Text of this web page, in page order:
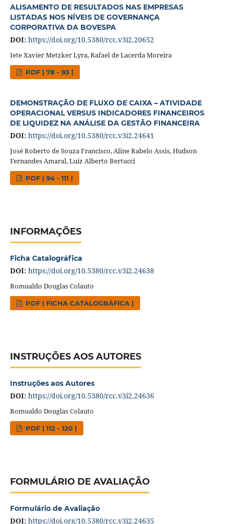
ALISAMENTO DE RESULTADOS NAS EMPRESAS
LISTADAS NOS NÍVEIS DE GOVERNANÇA
CORPORATIVA DA BOVESPA
DOI: https://doi.org/10.5380/rcc.v3i2.20652
Iete Xavier Metzker Lyra, Rafael de Lacerda Moreira
PDF | 78 - 93 |
DEMONSTRAÇÃO DE FLUXO DE CAIXA – ATIVIDADE
OPERACIONAL VERSUS INDICADORES FINANCEIROS
DE LIQUIDEZ NA ANÁLISE DA GESTÃO FINANCEIRA
DOI: https://doi.org/10.5380/rcc.v3i2.24641
José Roberto de Souza Francisco, Aline Rabelo Assis, Hudson
Fernandes Amaral, Luiz Alberto Bertucci
PDF | 94 - 111 |
INFORMAÇÕES
Ficha Catalográfica
DOI: https://doi.org/10.5380/rcc.v3i2.24638
Romualdo Douglas Colauto
PDF | FICHA CATALOGRÁFICA |
INSTRUÇÕES AOS AUTORES
Instruções aos Autores
DOI: https://doi.org/10.5380/rcc.v3i2.24636
Romualdo Douglas Colauto
PDF | 112 - 120 |
FORMULÁRIO DE AVALIAÇÃO
Formulário de Avaliação
DOI: https://doi.org/10.5380/rcc.v3i2.24635